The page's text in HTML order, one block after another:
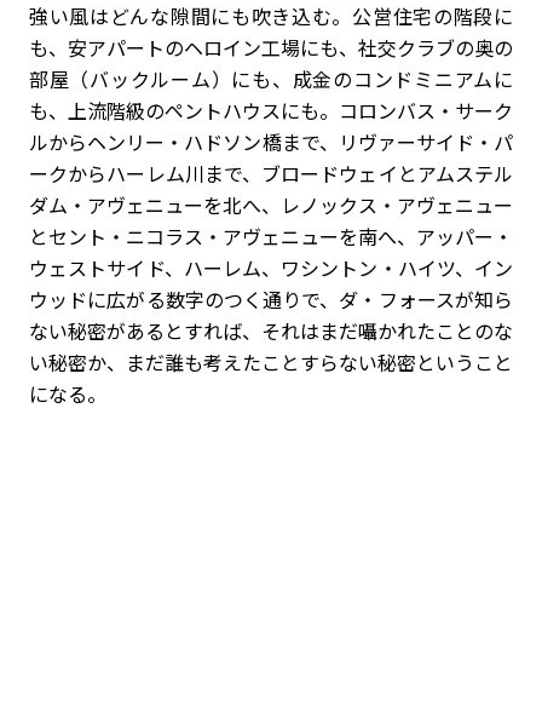
強い風はどんな隙間にも吹き込む。公営住宅の階段に
も、安アパートのヘロイン工場にも、社交クラブの奥の
部屋（バックルーム）にも、成金のコンドミニアムに
も、上流階級のペントハウスにも。コロンバス・サーク
ルからヘンリー・ハドソン橋まで、リヴァーサイド・パ
ークからハーレム川まで、ブロードウェイとアムステル
ダム・アヴェニューを北へ、レノックス・アヴェニュー
とセント・ニコラス・アヴェニューを南へ、アッパー・
ウェストサイド、ハーレム、ワシントン・ハイツ、イン
ウッドに広がる数字のつく通りで、ダ・フォースが知ら
ない秘密があるとすれば、それはまだ囁かれたことのな
い秘密か、まだ誰も考えたことすらない秘密ということ
になる。